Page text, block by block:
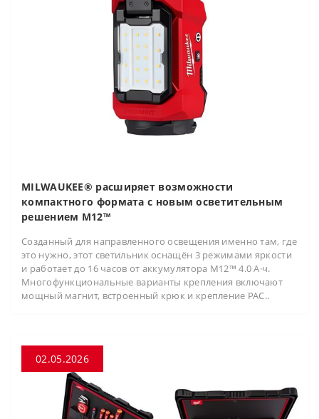
MILWAUKEE® расширяет возможности
компактного формата с новым осветительным
решением M12™
Созданный для направленного освещения именно там, где
это нужно, этот светильник оснащён 3 режимами яркости
и работает до 16 часов от аккумулятора M12™ 4.0 А·ч.
Многофункциональные варианты крепления включают
мощный магнит, встроенный крюк и крепление PAC..
02.05.2026